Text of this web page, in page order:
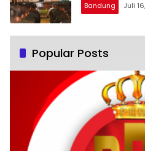
Bandung Juli
Popular Posts